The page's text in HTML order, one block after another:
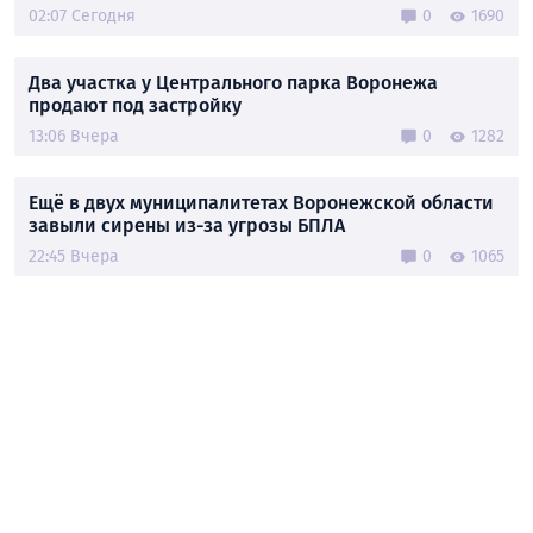
02:07 Сегодня 0 1690
Два участка у Центрального парка Воронежа
продают под застройку
13:06 Вчера 0 1282
Ещё в двух муниципалитетах Воронежской области
завыли сирены из-за угрозы БПЛА
22:45 Вчера 0 1065